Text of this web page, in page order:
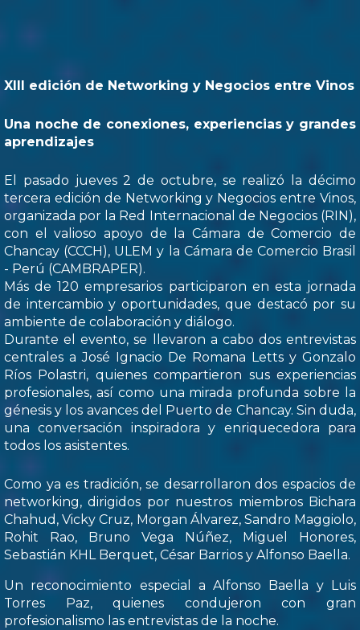
XIII edición de Networking y Negocios entre Vinos
Una noche de conexiones, experiencias y grandes
aprendizajes
El pasado jueves 2 de octubre, se realizó la décimo
tercera edición de Networking y Negocios entre Vinos,
organizada por la Red Internacional de Negocios (RIN),
con el valioso apoyo de la Cámara de Comercio de
Chancay (CCCH), ULEM y la Cámara de Comercio Brasil
- Perú (CAMBRAPER).
Más de 120 empresarios participaron en esta jornada
de intercambio y oportunidades, que destacó por su
ambiente de colaboración y diálogo.
Durante el evento, se llevaron a cabo dos entrevistas
centrales a José Ignacio De Romana Letts y Gonzalo
Ríos Polastri, quienes compartieron sus experiencias
profesionales, así como una mirada profunda sobre la
génesis y los avances del Puerto de Chancay. Sin duda,
una conversación inspiradora y enriquecedora para
todos los asistentes.
Como ya es tradición, se desarrollaron dos espacios de
networking, dirigidos por nuestros miembros Bichara
Chahud, Vicky Cruz, Morgan Álvarez, Sandro Maggiolo,
Rohit Rao, Bruno Vega Núñez, Miguel Honores,
Sebastián KHL Berquet, César Barrios y Alfonso Baella.
Un reconocimiento especial a Alfonso Baella y Luis
Torres Paz, quienes condujeron con gran
profesionalismo las entrevistas de la noche.